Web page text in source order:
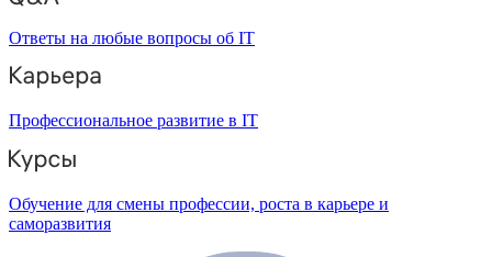
Ответы на любые вопросы об IT
Профессиональное развитие в IT
Обучение для смены профессии, роста в карьере и
саморазвития